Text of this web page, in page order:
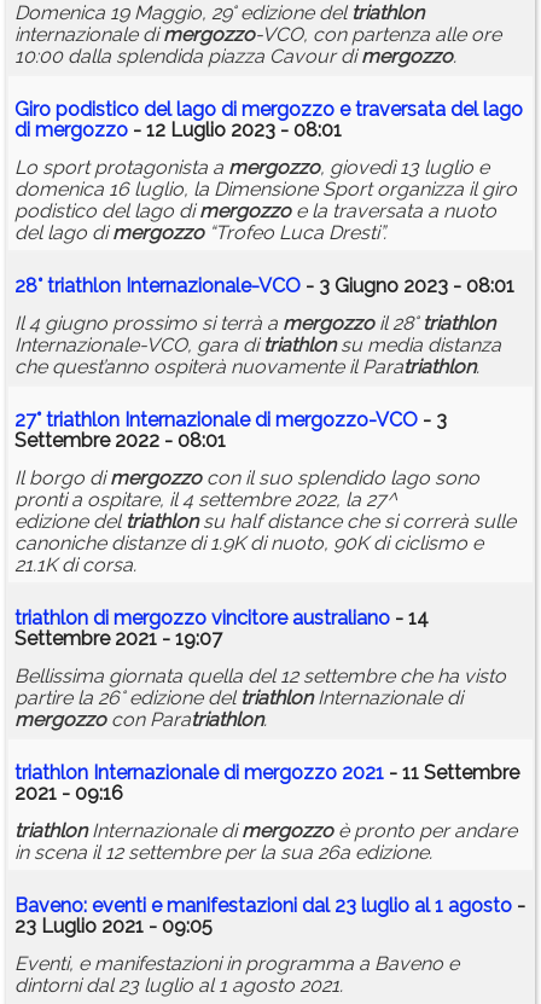
Domenica 19 Maggio, 29° edizione del triathlon
internazionale dimergozzo-VCO, con partenza alle ore
10:00 dalla splendida piazza Cavour dimergozzo.
Giro podistico del lago di mergozzo e traversata del lago
di mergozzo - 12 Luglio 2023 - 08:01
Lo sport protagonista a mergozzo, giovedì 13 luglio e
domenica 16 luglio, la Dimensione Sport organizza il giro
podistico del lago dimergozzoe la traversata a nuoto
del lago dimergozzo“Trofeo Luca Dresti”.
28°triathlon Internazionale-VCO - 3 Giugno 2023 - 08:01
Il 4 giugno prossimo si terrà a mergozzoil 28° triathlon
Internazionale-VCO, gara di triathlonsu media distanza
che quest’anno ospiterà nuovamente il Paratriathlon.
27°triathlon Internazionale di mergozzo-VCO - 3
Settembre 2022 - 08:01
Il borgo dimergozzocon il suo splendido lago sono
pronti a ospitare, il 4 settembre 2022, la 27^
edizione del triathlonsu half distance che si correrà sulle
canoniche distanze di 1.9K di nuoto, 90K di ciclismo e
21.1K di corsa.
triathlon di mergozzo vincitore australiano - 14
Settembre 2021 - 19:07
Bellissima giornata quella del 12 settembre che ha visto
partire la 26° edizione del triathlonInternazionale di
mergozzocon Paratriathlon.
triathlon Internazionale di mergozzo 2021 - 11 Settembre
2021 - 09:16
triathlonInternazionale dimergozzoè pronto per andare
in scena il 12 settembre per la sua 26a edizione.
Baveno: eventi e manifestazioni dal 23 luglio al 1 agosto -
23 Luglio 2021 - 09:05
Eventi, e manifestazioni in programma a Baveno e
dintorni dal 23 luglio al 1 agosto 2021.